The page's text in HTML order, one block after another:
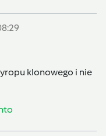
klonowego i nie